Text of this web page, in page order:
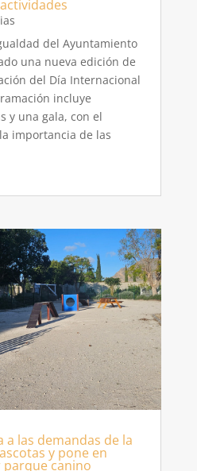
del Ayuntamiento
una nueva edición de
del Día Internacional
incluye
y una gala, con el
importancia de las
a las demandas de la
y pone en
canino